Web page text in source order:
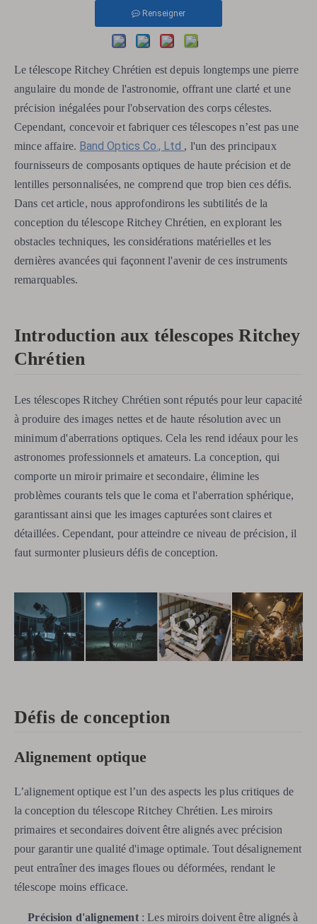
Renseigner
Le télescope Ritchey Chrétien est depuis longtemps une pierre
angulaire du monde de l'astronomie, offrant une clarté et une
précision inégalées pour l'observation des corps célestes.
Cependant, concevoir et fabriquer ces télescopes n’est pas une
mince affaire. Band Optics Co., Ltd , l'un des principaux
fournisseurs de composants optiques de haute précision et de
lentilles personnalisées, ne comprend que trop bien ces défis.
Dans cet article, nous approfondirons les subtilités de la
conception du télescope Ritchey Chrétien, en explorant les
obstacles techniques, les considérations matérielles et les
dernières avancées qui façonnent l'avenir de ces instruments
remarquables.
Introduction aux télescopes Ritchey
Chrétien
Les télescopes Ritchey Chrétien sont réputés pour leur capacité
à produire des images nettes et de haute résolution avec un
minimum d'aberrations optiques. Cela les rend idéaux pour les
astronomes professionnels et amateurs. La conception, qui
comporte un miroir primaire et secondaire, élimine les
problèmes courants tels que le coma et l'aberration sphérique,
garantissant ainsi que les images capturées sont claires et
détaillées. Cependant, pour atteindre ce niveau de précision, il
faut surmonter plusieurs défis de conception.
Défis de conception
Alignement optique
L’alignement optique est l’un des aspects les plus critiques de
la conception du télescope Ritchey Chrétien. Les miroirs
primaires et secondaires doivent être alignés avec précision
pour garantir une qualité d'image optimale. Tout désalignement
peut entraîner des images floues ou déformées, rendant le
télescope moins efficace.
Précision d'alignement : Les miroirs doivent être alignés à